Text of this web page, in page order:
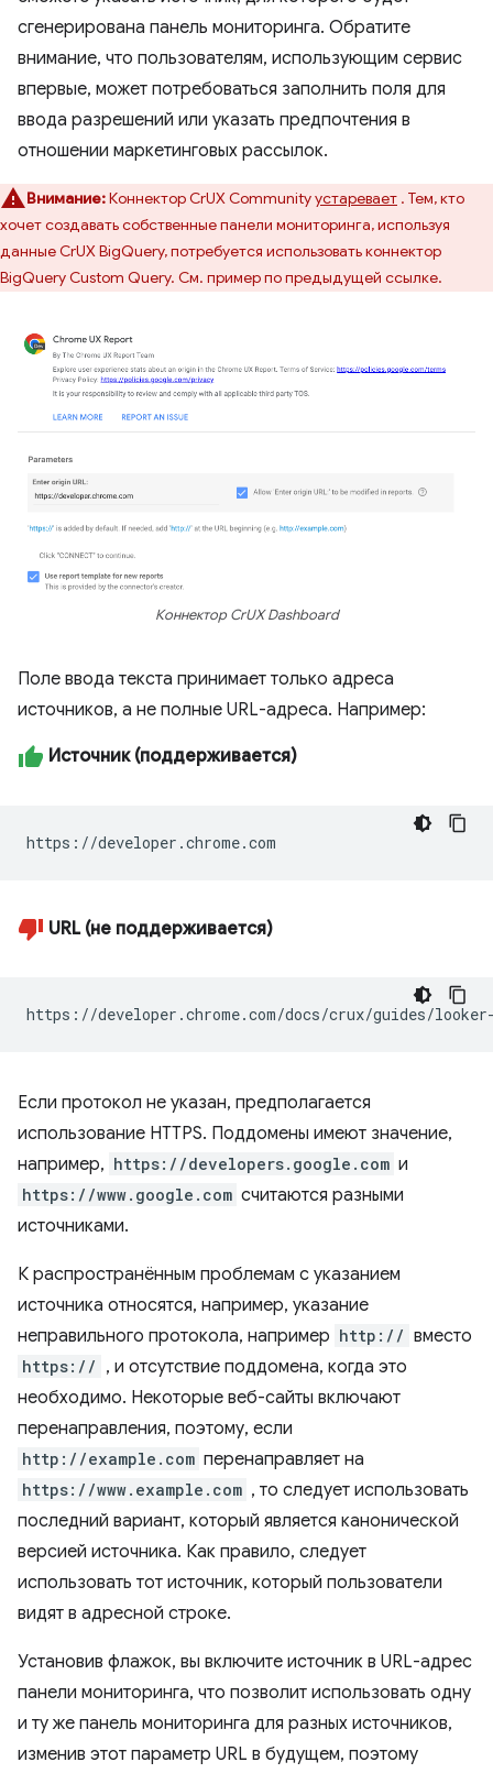
сгенерирована панель мониторинга. Обратите
внимание, что пользователям, использующим сервис
впервые, может потребоваться заполнить поля для
ввода разрешений или указать предпочтения в
отношении маркетинговых рассылок.
Внимание:Коннектор CrUX Communityустаревает . Тем, кто
хочет создавать собственные панели мониторинга, используя
данные CrUX BigQuery, потребуется использовать коннектор
BigQuery Custom Query. См. пример по предыдущей ссылке.
Коннектор CrUX Dashboard
Поле ввода текста принимает только адреса
источников, а не полные URL-адреса. Например:
Источник (поддерживается)
https://developer.chrome.com
URL (не поддерживается)
https://developer.chrome.com/docs/crux/guides/
Если протокол не указан, предполагается
использование HTTPS. Поддомены имеют значение,
например, https://developers.google.com и
https://www.google.com считаются разными
источниками.
К распространённым проблемам с указанием
источника относятся, например, указание
неправильного протокола, например http:// вместо
https:// , и отсутствие поддомена, когда это
необходимо. Некоторые веб-сайты включают
перенаправления, поэтому, если
http://example.com перенаправляет на
https://www.example.com , то следует использовать
последний вариант, который является канонической
версией источника. Как правило, следует
использовать тот источник, который пользователи
видят в адресной строке.
Установив флажок, вы включите источник в URL-адрес
панели мониторинга, что позволит использовать одну
и ту же панель мониторинга для разных источников,
изменив этот параметр URL в будущем, поэтому